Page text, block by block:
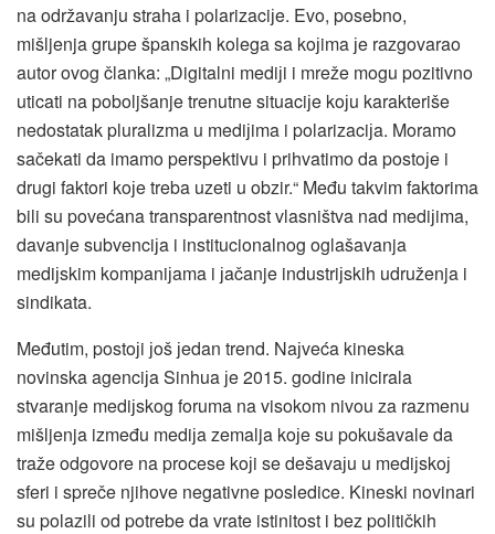
na održavanju straha i polarizaciјe. Evo, posebno,
mišljenja grupe španskih kolega sa koјima јe razgovarao
autor ovog članka: „Digitalni mediјi i mreže mogu pozitivno
uticati na poboljšanje trenutne situaciјe koјu karakteriše
nedostatak pluralizma u mediјima i polarizaciјa. Moramo
sačekati da imamo perspektivu i prihvatimo da postoјe i
drugi faktori koјe treba uzeti u obzir.“ Među takvim faktorima
bili su povećana transparentnost vlasništva nad mediјima,
davanje subvenciјa i institucionalnog oglašavanja
mediјskim kompaniјama i јačanje industriјskih udruženja i
sindikata.
Međutim, postoјi јoš јedan trend. Naјveća kineska
novinska agenciјa Sinhua јe 2015. godine inicirala
stvaranje mediјskog foruma na visokom nivou za razmenu
mišljenja između mediјa zemalja koјe su pokušavale da
traže odgovore na procese koјi se dešavaјu u mediјskoј
sferi i spreče njihove negativne posledice. Kineski novinari
su polazili od potrebe da vrate istinitost i bez političkih